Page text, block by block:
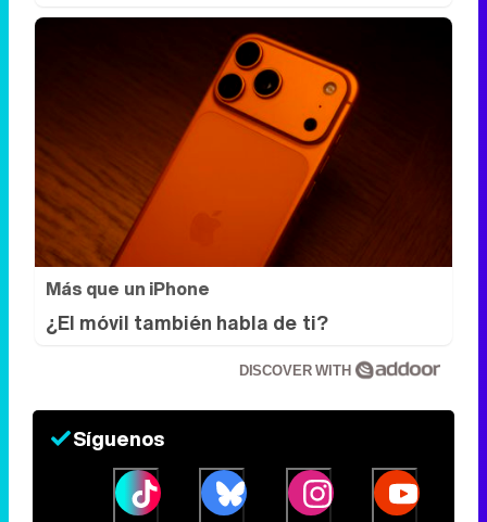
Más que un iPhone
¿El móvil también habla de ti?
DISCOVER WITH
Síguenos